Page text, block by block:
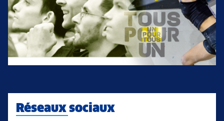
Réseaux sociaux